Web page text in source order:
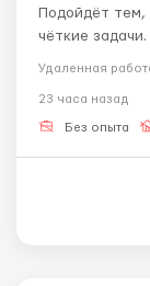
Подойдёт тем,
чёткие задачи. 🔹 Требования: • Компьютер или ноутбук;
• Стабильный
Удаленная
23 часа назад
Без опыта